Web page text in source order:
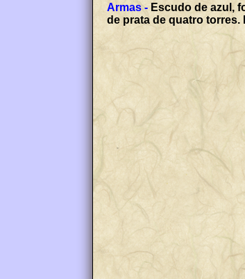
Armas - Escudo de azul,
de prata de quatro torres.